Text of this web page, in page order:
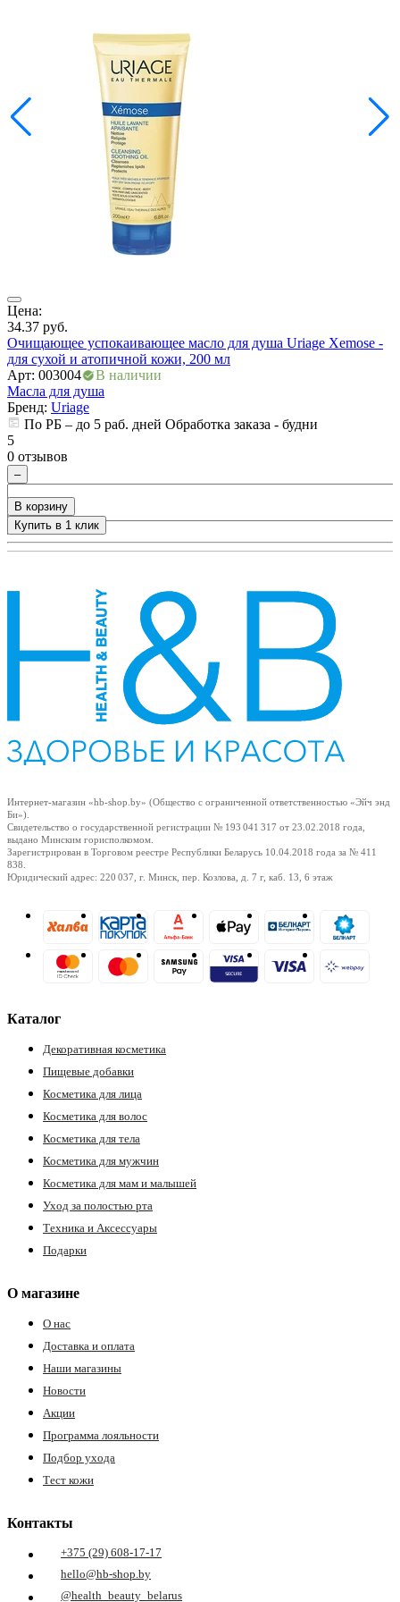
Цена:
34.37 руб.
Очищающее успокаивающее масло для душа Uriage Xemose -
для сухой и атопичной кожи, 200 мл
Арт: 003004
В наличии
Масла для душа
Бренд: Uriage
По РБ – до 5 раб. дней Обработка заказа - будни
5
0 отзывов
–
+
В корзину
Купить в 1 клик
Интернет-магазин «hb-shop.by» (Общество с ограниченной ответственностью «Эйч энд
Би»).
Свидетельство о государственной регистрации № 193 041 317 от 23.02.2018 года,
выдано Минским горисполкомом.
Зарегистрирован в Торговом реестре Республики Беларусь 10.04.2018 года за № 411
838.
Юридический адрес: 220 037, г. Минск, пер. Козлова, д. 7 г, каб. 13, 6 этаж
Каталог
Декоративная косметика
Пищевые добавки
Косметика для лица
Косметика для волос
Косметика для тела
Косметика для мужчин
Косметика для мам и малышей
Уход за полостью рта
Техника и Аксессуары
Подарки
О магазине
О нас
Доставка и оплата
Наши магазины
Новости
Акции
Программа лояльности
Подбор ухода
Тест кожи
Контакты
+375 (29) 608-17-17
hello@hb-shop.by
@health_beauty_belarus